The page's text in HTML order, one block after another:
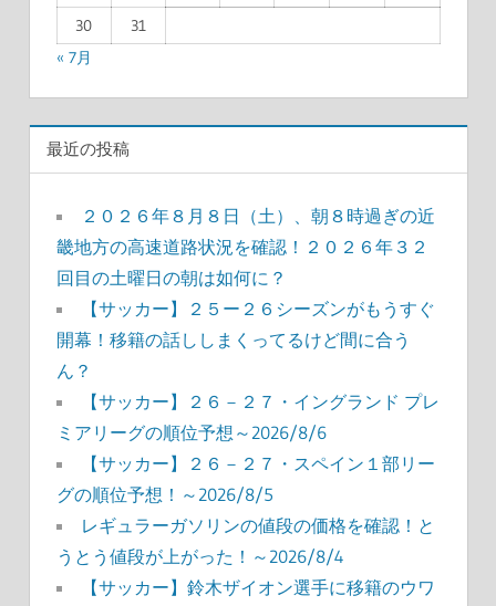
ン
30
31
« 7月
最近の投稿
２０２６年８月８日（土）、朝８時過ぎの近
畿地方の高速道路状況を確認！２０２６年３２
回目の土曜日の朝は如何に？
【サッカー】２５ー２６シーズンがもうすぐ
開幕！移籍の話ししまくってるけど間に合う
ん？
【サッカー】２６－２７・イングランド プレ
ミアリーグの順位予想～2026/8/6
【サッカー】２６－２７・スペイン１部リー
グの順位予想！～2026/8/5
レギュラーガソリンの値段の価格を確認！と
うとう値段が上がった！～2026/8/4
【サッカー】鈴木ザイオン選手に移籍のウワ